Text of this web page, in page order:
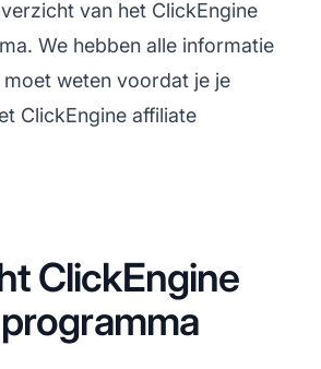
van het ClickEngine
We hebben alle informatie
weten voordat je je
ClickEngine affiliate
ClickEngine